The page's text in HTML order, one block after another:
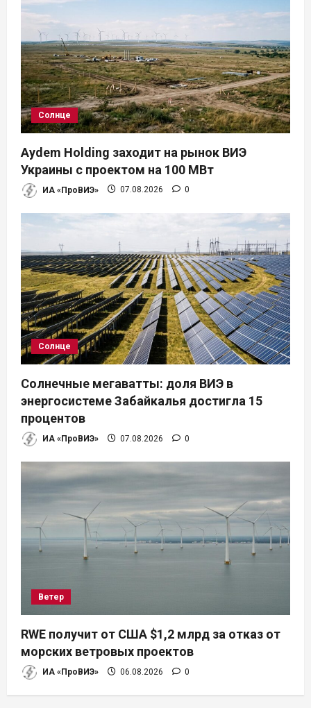
Солнце
Aydem Holding заходит на рынок ВИЭ
Украины с проектом на 100 МВт
ИА «ПроВИЭ» 07.08.2026 0
Солнце
Солнечные мегаватты: доля ВИЭ в
энергосистеме Забайкалья достигла 15
процентов
ИА «ПроВИЭ» 07.08.2026 0
Ветер
RWE получит от США $1,2 млрд за отказ от
морских ветровых проектов
ИА «ПроВИЭ» 06.08.2026 0